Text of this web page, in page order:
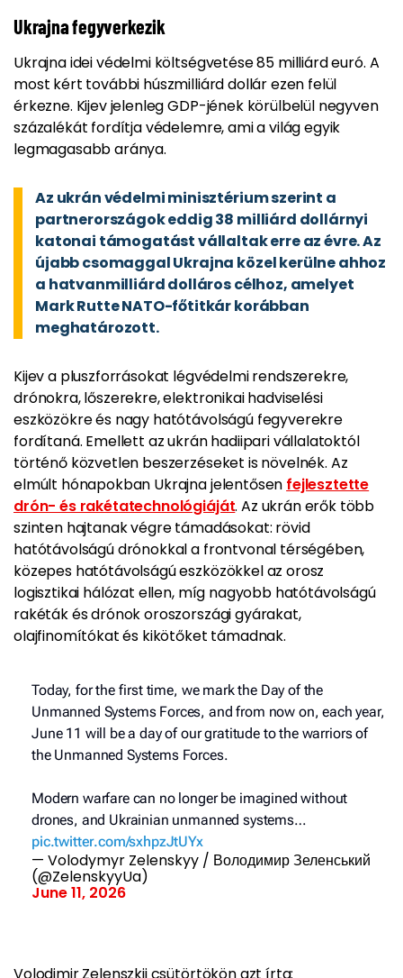
Ukrajna fegyverkezik
Ukrajna idei védelmi költségvetése 85 milliárd euró. A
most kért további húszmilliárd dollár ezen felül
érkezne. Kijev jelenleg GDP-jének körülbelül negyven
százalékát fordítja védelemre, ami a világ egyik
legmagasabb aránya.
Az ukrán védelmi minisztérium szerint a
partnerországok eddig 38 milliárd dollárnyi
katonai támogatást vállaltak erre az évre. Az
újabb csomaggal Ukrajna közel kerülne ahhoz
a hatvanmilliárd dolláros célhoz, amelyet
Mark Rutte NATO-főtitkár korábban
meghatározott.
Kijev a pluszforrásokat légvédelmi rendszerekre,
drónokra, lőszerekre, elektronikai hadviselési
eszközökre és nagy hatótávolságú fegyverekre
fordítaná. Emellett az ukrán hadiipari vállalatoktól
történő közvetlen beszerzéseket is növelnék. Az
elmúlt hónapokban Ukrajna jelentősen fejlesztette
drón- és rakétatechnológiáját. Az ukrán erők több
szinten hajtanak végre támadásokat: rövid
hatótávolságú drónokkal a frontvonal térségében,
közepes hatótávolságú eszközökkel az orosz
logisztikai hálózat ellen, míg nagyobb hatótávolságú
rakéták és drónok oroszországi gyárakat,
olajfinomítókat és kikötőket támadnak.
Today, for the first time, we mark the Day of the
Unmanned Systems Forces, and from now on, each year,
June 11 will be a day of our gratitude to the warriors of
the Unmanned Systems Forces.
Modern warfare can no longer be imagined without
drones, and Ukrainian unmanned systems…
pic.twitter.com/sxhpzJtUYx
— Volodymyr Zelenskyy / Володимир Зеленський
(@ZelenskyyUa)
June 11, 2026